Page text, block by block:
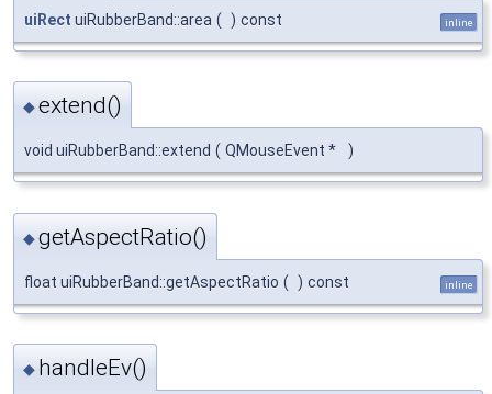
uiRect uiRubberBand::area ( ) const inline
◆extend()
void uiRubberBand::extend ( QMouseEvent * )
◆getAspectRatio()
float uiRubberBand::getAspectRatio ( ) const inline
◆ handleEv()